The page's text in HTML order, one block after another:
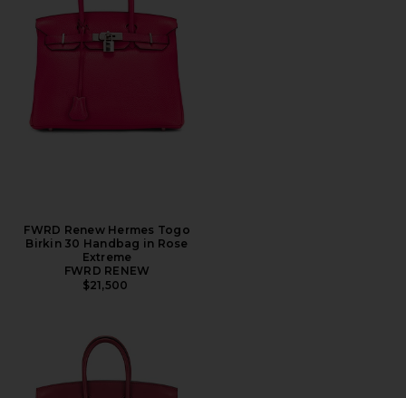
FWRD Renew Hermes Togo
Birkin 30 Handbag in Rose
Extreme
FWRD RENEW
$21,500